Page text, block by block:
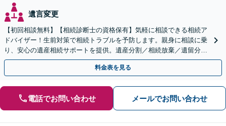
遺言変更
【初回相談無料】【相続診断士の資格保有】気軽に相談できる相続ア
ドバイザー！生前対策で相続トラブルを予防します。親身に相談に乗
り、安心の遺産相続サポートを提供。遺産分割／相続放棄／遺留分も
お任せ！【出張サポート】【完全個室】【丸太町駅6分】
料金表を見る
電話でお問い合わせ メールでお問い合わせ